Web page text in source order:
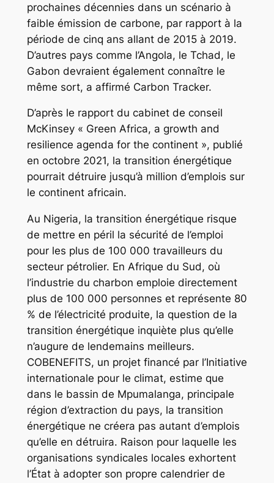
prochaines décennies dans un scénario à
faible émission de carbone, par rapport à la
période de cinq ans allant de 2015 à 2019.
D’autres pays comme l’Angola, le Tchad, le
Gabon devraient également connaître le
même sort, a affirmé Carbon Tracker.
D’après le rapport du cabinet de conseil
McKinsey « Green Africa, a growth and
resilience agenda for the continent », publié
en octobre 2021, la transition énergétique
pourrait détruire jusqu’à million d’emplois sur
le continent africain.
Au Nigeria, la transition énergétique risque
de mettre en péril la sécurité de l’emploi
pour les plus de 100 000 travailleurs du
secteur pétrolier. En Afrique du Sud, où
l’industrie du charbon emploie directement
plus de 100 000 personnes et représente 80
% de l’électricité produite, la question de la
transition énergétique inquiète plus qu’elle
n’augure de lendemains meilleurs.
COBENEFITS, un projet financé par l’Initiative
internationale pour le climat, estime que
dans le bassin de Mpumalanga, principale
région d’extraction du pays, la transition
énergétique ne créera pas autant d’emplois
qu’elle en détruira. Raison pour laquelle les
organisations syndicales locales exhortent
l’État à adopter son propre calendrier de